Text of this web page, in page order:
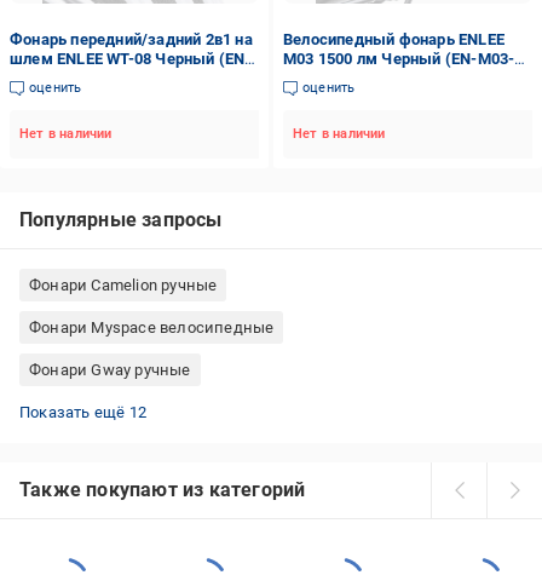
Фонарь передний/задний 2в1 на
шлем ENLEE WT-08 Черный (EN-
WT08-6725)
оценить
Нет в наличии
Велосипедный фонарь ENLEE
M03 1500 лм Черный (EN-M03-
6732)
оценить
Нет в наличии
Популярные запросы
Фонари Camelion ручные
Фонари Myspace велосипедные
Фонари Gway ручные
Фонари LED CONCEPT кемпинговые
Фонари Fenix кемпинговые
Фонари налобные аккумуляторные
Фонари велосипедные аккумуляторные
Фонари Brennenstuhl ручные
Фонари GP ручные
Налобные фонари с usb зарядкой
Фонари Moon велосипедные
Фонари Bailong ручные
Фонари Quantum налобные
Фонари Led Lenser ручные
Фонари Silva налобные
Показать ещё 12
Также покупают из категорий